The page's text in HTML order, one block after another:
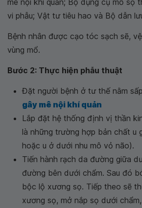
vi phẫu; Vật tư tiêu hao và Bộ dẫn
Bệnh nhân được cạo tóc sạch sẽ,
vùng mổ.
Bước 2: Thực hiện phẫu thuật
Đặt người bệnh ở tư thế nằm
gây mê nội khí quản
Lắp đặt hệ thống định vị thần
là những trường hợp bản chất u
hoặc u ở dưới nhu mô vỏ não).
Tiến hành rạch da đường giữa
đường bên dưới chẩm. Sau đó
bộc lộ xương sọ. Tiếp theo sẽ
xương sọ, mở nắp sọ dưới